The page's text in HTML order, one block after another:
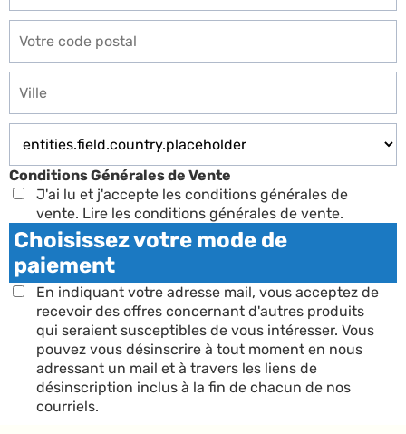
Conditions Générales de Vente
J'ai lu et j'accepte les conditions générales de
vente. Lire les conditions générales de vente.
Choisissez votre mode de
paiement
En indiquant votre adresse mail, vous acceptez de
recevoir des offres concernant d'autres produits
qui seraient susceptibles de vous intéresser. Vous
pouvez vous désinscrire à tout moment en nous
adressant un mail et à travers les liens de
désinscription inclus à la fin de chacun de nos
courriels.